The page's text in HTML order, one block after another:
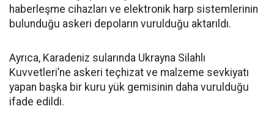
haberleşme cihazları ve elektronik harp sistemlerinin
bulunduğu askeri depoların vurulduğu aktarıldı.
Ayrıca, Karadeniz sularında Ukrayna Silahlı
Kuvvetleri’ne askeri teçhizat ve malzeme sevkiyatı
yapan başka bir kuru yük gemisinin daha vurulduğu
ifade edildi.